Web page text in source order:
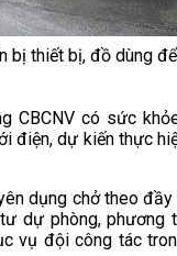
bị thiết bị, đồ dùng
CBCNV có sức
điện, dự kiến thực
dụng chở theo
dự phòng, phương
vụ đội công tác